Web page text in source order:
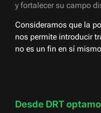
y fortalecer su campo
Consideramos que la
nos permite introducir
no es un fin en sí
Desde DRT